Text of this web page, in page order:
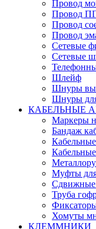
Провод
Провод
Провод
Провод
Сетевые
Сетевые
Шлейф
Шнуры
Шнуры
КАБЕЛЬНЫЕ
Маркеры
Бандаж
Муфты для
Труба
Хомуты
КЛЕММНИКИ